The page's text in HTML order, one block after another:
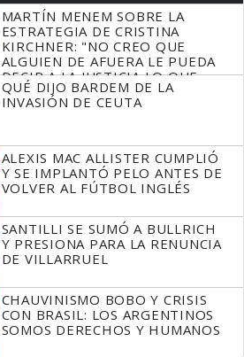
MARTÍN MENEM SOBRE LA
ESTRATEGIA DE CRISTINA
KIRCHNER: "NO CREO QUE
ALGUIEN DE AFUERA LE PUEDA
DECIR A LA JUSTICIA LO QUE
TIENE QUE HACER"
QUÉ DIJO BARDEM DE LA
INVASIÓN DE CEUTA
ALEXIS MAC ALLISTER CUMPLIÓ
Y SE IMPLANTÓ PELO ANTES DE
VOLVER AL FÚTBOL INGLÉS
SANTILLI SE SUMÓ A BULLRICH
Y PRESIONA PARA LA RENUNCIA
DE VILLARRUEL
CHAUVINISMO BOBO Y CRISIS
CON BRASIL: LOS ARGENTINOS
SOMOS DERECHOS Y HUMANOS